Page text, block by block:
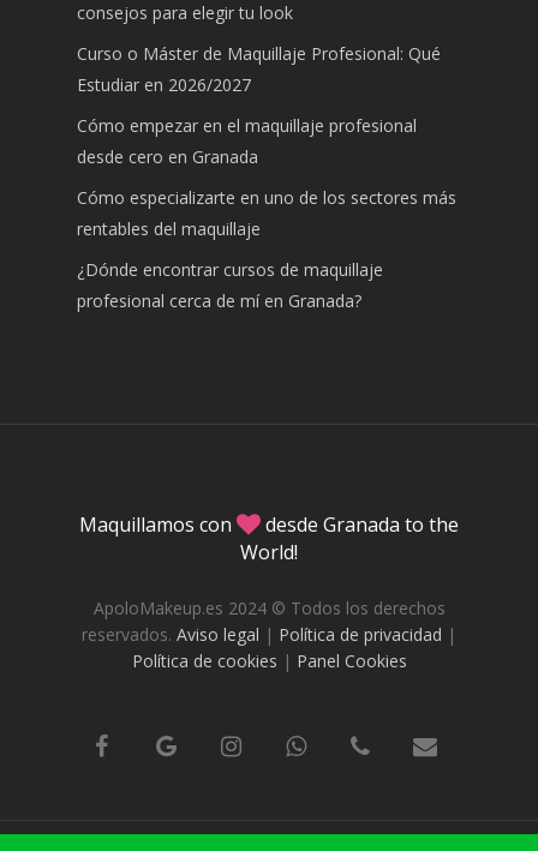
consejos para elegir tu look
Curso o Máster de Maquillaje Profesional: Qué
Estudiar en 2026/2027
Cómo empezar en el maquillaje profesional
desde cero en Granada
Cómo especializarte en uno de los sectores más
rentables del maquillaje
¿Dónde encontrar cursos de maquillaje
profesional cerca de mí en Granada?
Maquillamos con
desde Granada to the
World!
ApoloMakeup.es 2024 © Todos los derechos
reservados. Aviso legal | Política de privacidad |
Política de cookies | Panel Cookies